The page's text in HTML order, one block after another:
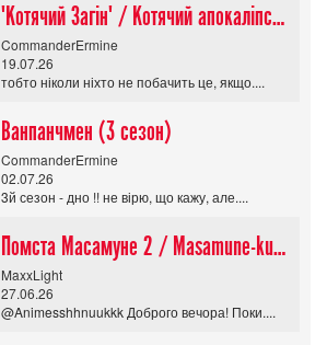
"Котячий Загін" / Котячий апокаліпсис / Cat Shit One
CommanderErmine
19.07.26
тобто ніколи ніхто не побачить це, якщо....
Ванпанчмен (3 сезон)
CommanderErmine
02.07.26
3й сезон - дно !! не вірю, що кажу, але....
Помста Масамуне 2 / Masamune-kun no Revenge R
MaxxLight
27.06.26
@Animesshhnuukkk Доброго вечора! Поки....